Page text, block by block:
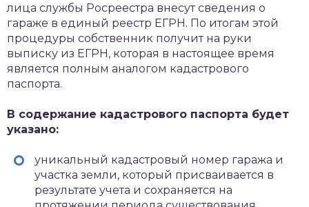
лица службы Росреестра внесут сведения о
гараже в единый реестр ЕГРН. По итогам этой
процедуры собственник получит на руки
выписку из ЕГРН, которая в настоящее время
является полным аналогом кадастрового
паспорта.
В содержание кадастрового паспорта будет
указано:
уникальный кадастровый номер гаража и
участка земли, который присваивается в
результате учета и сохраняется на